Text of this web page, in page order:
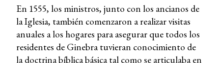
En 1555, los ministros, junto con los ancianos de
la Iglesia, también comenzaron a realizar visitas
anuales a los hogares para asegurar que todos los
residentes de Ginebra tuvieran conocimiento de
la doctrina bíblica básica tal como se articulaba en